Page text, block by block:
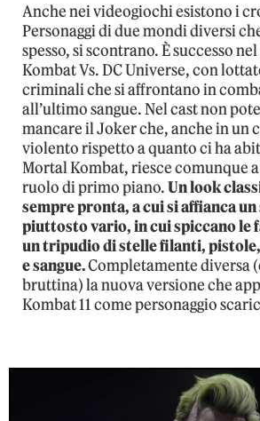
Anche nei videogiochi esistono i
Personaggi di due mondi diversi
spesso, si scontrano. È successo
Kombat Vs. DC Universe, con
criminali che si affrontano in
all’ultimo sangue. Nel cast non
mancare il Joker che, anche in un
violento rispetto a quanto ci ha
Mortal Kombat, riesce comunque
ruolo di primo piano.Un look
sempre pronta, a cui si affianca un
piuttosto vario, in cui spiccano le
un tripudio di stelle filanti,
e sangue.Completamente diversa
bruttina) la nuova versione che
Kombat 11 come personaggio